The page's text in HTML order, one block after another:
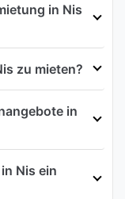
in Nis
zu mieten?
in
Nis ein